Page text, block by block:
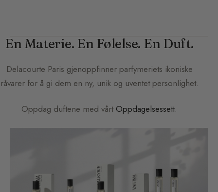
En Materie. En Følelse. En Duft.
Delacourte Paris gjenoppfinner parfymeriets ikoniske
råvarer for å gi dem en ny, unik og uventet personlighet.
Oppdag duftene med vårt Oppdagelsessett.